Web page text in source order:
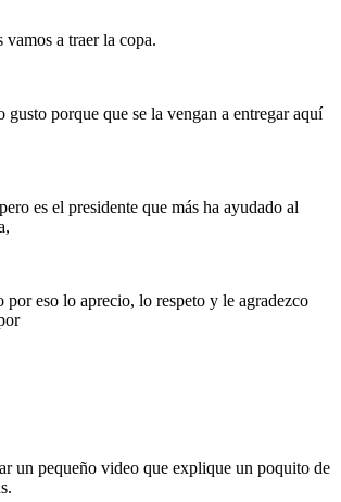
a traer la copa.
gusto porque que se la vengan a entregar aquí
es el presidente que más ha ayudado al
por eso lo aprecio, lo respeto y le agradezco
un pequeño video que explique un poquito de